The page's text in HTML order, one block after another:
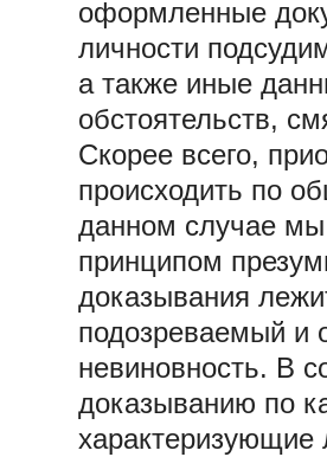
оформленные
личности
а также иные
обстоятельств,
Скорее всего,
происходить по
данном случае мы
принципом
доказывания
подозреваемый и
невиновность. В
доказыванию по
характеризующие